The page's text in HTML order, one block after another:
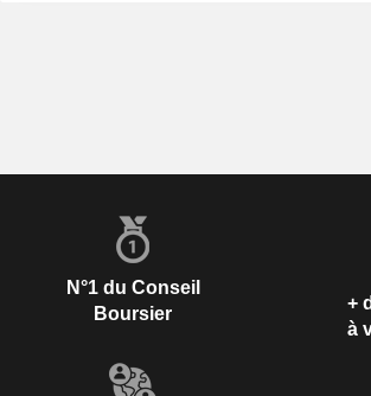
N°1 du Conseil
Boursier
+
à